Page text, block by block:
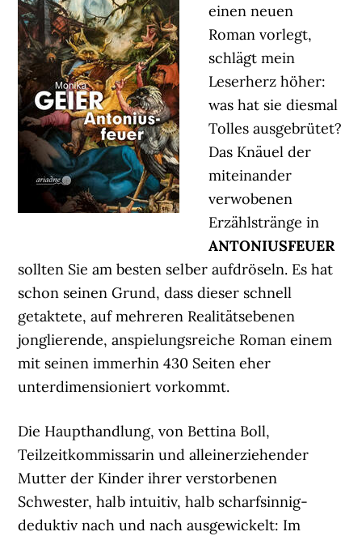
einen neuen
Roman vorlegt,
schlägt mein
Leserherz höher:
was hat sie diesmal
Tolles ausgebrütet?
Das Knäuel der
miteinander
verwobenen
Erzählstränge in
ANTONIUSFEUER
sollten Sie am besten selber aufdröseln. Es hat
schon seinen Grund, dass dieser schnell
getaktete, auf mehreren Realitätsebenen
jonglierende, anspielungsreiche Roman einem
mit seinen immerhin 430 Seiten eher
unterdimensioniert vorkommt.
Die Haupthandlung, von Bettina Boll,
Teilzeitkommissarin und alleinerziehender
Mutter der Kinder ihrer verstorbenen
Schwester, halb intuitiv, halb scharfsinnig-
deduktiv nach und nach ausgewickelt: Im